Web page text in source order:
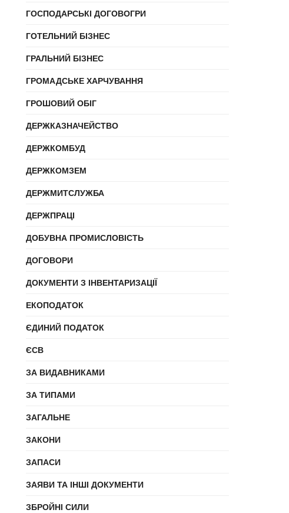
ГОСПОДАРСЬКІ ДОГОВОГРИ
ГОТЕЛЬНИЙ БІЗНЕС
ГРАЛЬНИЙ БІЗНЕС
ГРОМАДСЬКЕ ХАРЧУВАННЯ
ГРОШОВИЙ ОБІГ
ДЕРЖКАЗНАЧЕЙСТВО
ДЕРЖКОМБУД
ДЕРЖКОМЗЕМ
ДЕРЖМИТСЛУЖБА
ДЕРЖПРАЦІ
ДОБУВНА ПРОМИСЛОВІСТЬ
ДОГОВОРИ
ДОКУМЕНТИ З ІНВЕНТАРИЗАЦІЇ
ЕКОПОДАТОК
ЄДИНИЙ ПОДАТОК
ЄСВ
ЗА ВИДАВНИКАМИ
ЗА ТИПАМИ
ЗАГАЛЬНЕ
ЗАКОНИ
ЗАПАСИ
ЗАЯВИ ТА ІНШІ ДОКУМЕНТИ
ЗБРОЙНІ СИЛИ